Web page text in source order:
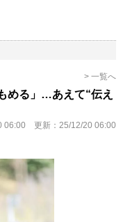
> 一覧へ
める」…あえて“伝え
06:00 更新： 25/12/20 06:00